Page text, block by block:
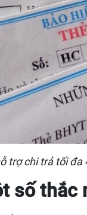
trợ chi trả tối
số thắc